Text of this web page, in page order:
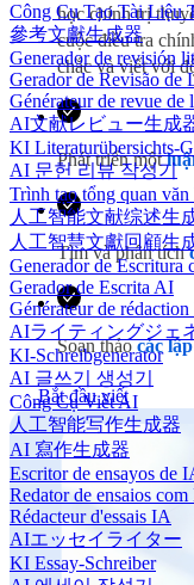
Công Cụ Tạo Tài Liệu
參考文獻生成器
Generador de revisión
Gerador de Revisão de
Générateur de revue de
AI文献レビュー生成
KI Literaturübersichts-
AI 문헌 리뷰 작성기
Trình tạo tổng quan
人工智能文献综述生
人工智慧文獻回顧生
Generador de Escritura
Gerador de Escrita AI
Générateur de
AIライティングジェ
KI-Schreibgenerator
AI 글쓰기 생성기
Công Cụ Viết AI
人工智能写作生成器
AI 寫作生成器
Escritor de ensayos de
Redator de ensaios
Rédacteur d'essais IA
AIエッセイライター
KI Essay-Schreiber
học chính trị
cuộc điều tra
chắc và viết với
Phát triển một
Tìm và phân tích
Soạn thảocác
Bắt đầu viết